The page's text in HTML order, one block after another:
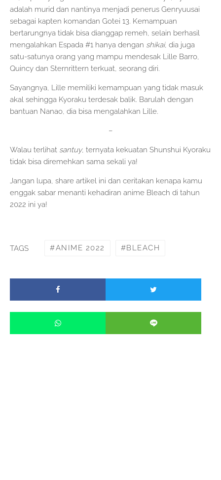
adalah murid dan nantinya menjadi penerus Genryuusai
sebagai kapten komandan Gotei 13. Kemampuan
bertarungnya tidak bisa dianggap remeh, selain berhasil
mengalahkan Espada #1 hanya dengan shikai, dia juga
satu-satunya orang yang mampu mendesak Lille Barro,
Quincy dan Sternrittern terkuat, seorang diri.
Sayangnya, Lille memiliki kemampuan yang tidak masuk
akal sehingga Kyoraku terdesak balik. Barulah dengan
bantuan Nanao, dia bisa mengalahkan Lille.
–
Walau terlihat santuy, ternyata kekuatan Shunshui Kyoraku
tidak bisa diremehkan sama sekali ya!
Jangan lupa, share artikel ini dan ceritakan kenapa kamu
enggak sabar menanti kehadiran anime Bleach di tahun
2022 ini ya!
TAGS ANIME 2022 BLEACH